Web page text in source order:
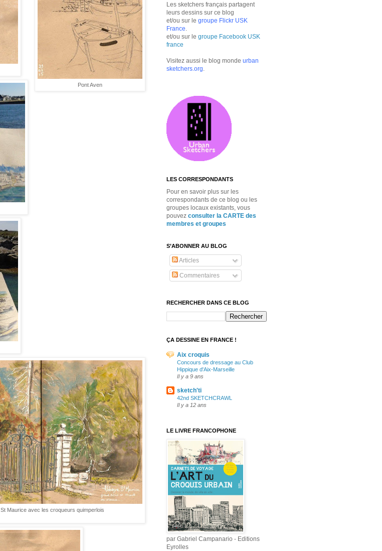
Pont Aven
Maurice avec les croqueurs quimperlois
Les sketchers français partagent
leurs dessins sur ce blog
et/ou sur le groupe Flickr USK
France
et/ou sur le groupe Facebook USK
france
Visitez aussi le blog monde urban
sketchers.org
LES CORRESPONDANTS
Pour en savoir plus sur les
correspondants de ce blog ou les
groupes locaux existants, vous
pouvez consulter la CARTE des
membres et groupes
S’ABONNER AU BLOG
Articles
Commentaires
RECHERCHER DANS CE BLOG
ÇA DESSINE EN FRANCE !
Aix croquis
Concours de dressage au Club
Hippique d'Aix-Marseille
Il y a 9 ans
sketch'ti
42nd SKETCHCRAWL
Il y a 12 ans
LE LIVRE FRANCOPHONE
par Gabriel Campanario - Editions
Eyrolles